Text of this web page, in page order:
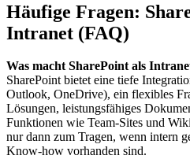
Häufige Fragen:
Intranet (FAQ)
Was macht SharePoint als
SharePoint bietet eine tiefe
Outlook, OneDrive), ein flexibles
Lösungen, leistungsfähiges
Funktionen wie Team-Sites und
nur dann zum Tragen, wenn intern
Know-how vorhanden sind.